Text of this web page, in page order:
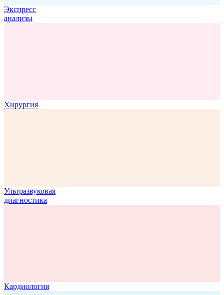
Экспресс
анализы
Хирургия
Ультразвуковая
диагностика
Кардиология